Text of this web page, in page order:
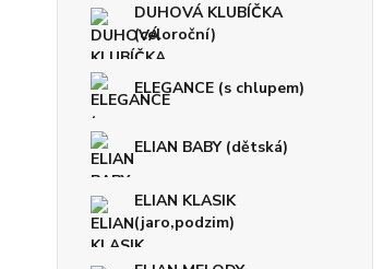
DUHOVÁ KLUBÍČKA
(celoroční)
ELEGANCE (s chlupem)
ELIAN BABY (dětská)
ELIAN KLASIK
(jaro,podzim)